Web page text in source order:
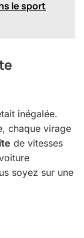
le sport
inégalée.
chaque virage
de vitesses
soyez sur une